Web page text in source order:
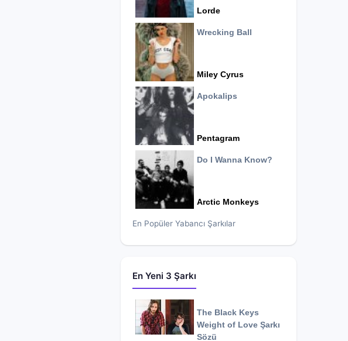
Lorde
Wrecking Ball
Miley Cyrus
Apokalips
Pentagram
Do I Wanna Know?
Arctic Monkeys
En Popüler Yabancı Şarkılar
En Yeni 3 Şarkı
The Black Keys
Weight of Love Şarkı
Sözü